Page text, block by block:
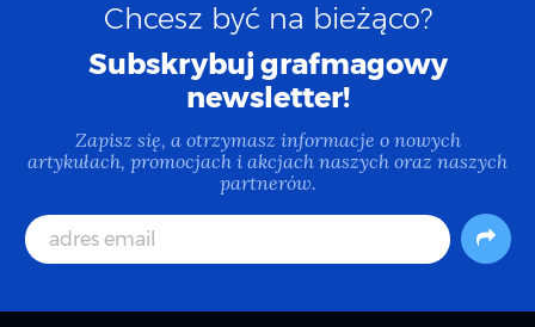
Chcesz być na bieżąco?
Subskrybuj grafmagowy
newsletter!
Zapisz się, a otrzymasz informacje o nowych
artykułach, promocjach i akcjach naszych oraz naszych
partnerów.